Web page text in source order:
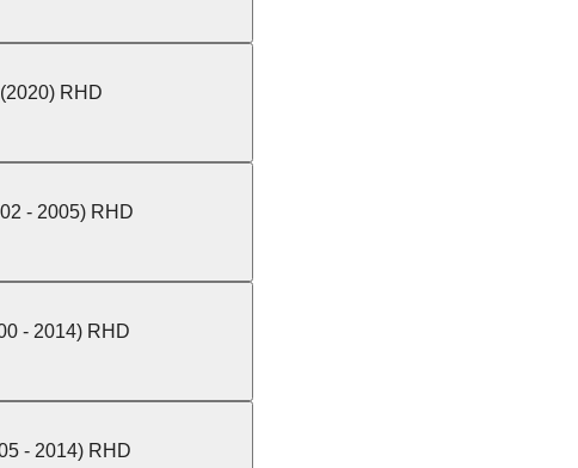
RHD
- 2005) RHD
- 2014) RHD
- 2014) RHD